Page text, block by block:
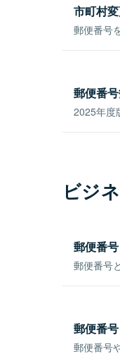
市町村
郵便番号
郵便番
2025年度
ビジ
郵便番
郵便番号
郵便番
郵便番号